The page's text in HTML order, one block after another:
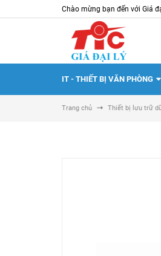
Chào mừng bạn đến với Giá
IT - THIẾT BỊ VĂN PHÒNG
Trang chủ Thiết bị lưu trữ